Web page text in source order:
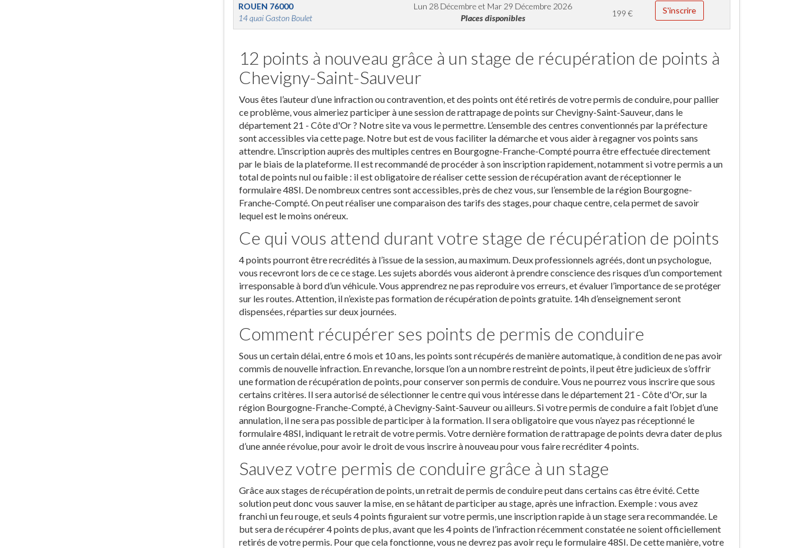
ROUEN 76000
14 quai Gaston Boulet
Lun 28 Décembre et Mar 29 Décembre 2026
Places disponibles
199€ S'inscrire
12 points à nouveau grâce à un stage de récupération de points à
Chevigny-Saint-Sauveur
Vous êtes l’auteur d’une infraction ou contravention, et des points ont été retirés de votre permis de conduire, pour pallier
ce problème, vous aimeriez participer à une session de rattrapage de points sur Chevigny-Saint-Sauveur, dans le
département 21 - Côte d'Or ? Notre site va vous le permettre. L’ensemble des centres conventionnés par la préfecture
sont accessibles via cette page. Notre but est de vous faciliter la démarche et vous aider à regagner vos points sans
attendre. L’inscription auprès des multiples centres en Bourgogne-Franche-Compté pourra être effectuée directement
par le biais de la plateforme. Il est recommandé de procéder à son inscription rapidement, notamment si votre permis a un
total de points nul ou faible : il est obligatoire de réaliser cette session de récupération avant de réceptionner le
formulaire 48SI. De nombreux centres sont accessibles, près de chez vous, sur l’ensemble de la région Bourgogne-
Franche-Compté. On peut réaliser une comparaison des tarifs des stages, pour chaque centre, cela permet de savoir
lequel est le moins onéreux.
Ce qui vous attend durant votre stage de récupération de points
4 points pourront être recrédités à l’issue de la session, au maximum. Deux professionnels agréés, dont un psychologue,
vous recevront lors de ce ce stage. Les sujets abordés vous aideront à prendre conscience des risques d’un comportement
irresponsable à bord d’un véhicule. Vous apprendrez ne pas reproduire vos erreurs, et évaluer l’importance de se protéger
sur les routes. Attention, il n’existe pas formation de récupération de points gratuite. 14h d’enseignement seront
dispensées, réparties sur deux journées.
Comment récupérer ses points de permis de conduire
Sous un certain délai, entre 6 mois et 10 ans, les points sont récupérés de manière automatique, à condition de ne pas avoir
commis de nouvelle infraction. En revanche, lorsque l’on a un nombre restreint de points, il peut être judicieux de s’offrir
une formation de récupération de points, pour conserver son permis de conduire. Vous ne pourrez vous inscrire que sous
certains critères. Il sera autorisé de sélectionner le centre qui vous intéresse dans le département 21 - Côte d'Or, sur la
région Bourgogne-Franche-Compté, à Chevigny-Saint-Sauveur ou ailleurs. Si votre permis de conduire a fait l’objet d’une
annulation, il ne sera pas possible de participer à la formation. Il sera obligatoire que vous n’ayez pas réceptionné le
formulaire 48SI, indiquant le retrait de votre permis. Votre dernière formation de rattrapage de points devra dater de plus
d’une année révolue, pour avoir le droit de vous inscrire à nouveau pour vous faire recréditer 4 points.
Sauvez votre permis de conduire grâce à un stage
Grâce aux stages de récupération de points, un retrait de permis de conduire peut dans certains cas être évité. Cette
solution peut donc vous sauver la mise, en se hâtant de participer au stage, après une infraction. Exemple : vous avez
franchi un feu rouge, et seuls 4 points figuraient sur votre permis, une inscription rapide à un stage sera recommandée. Le
but sera de récupérer 4 points de plus, avant que les 4 points de l’infraction récemment constatée ne soient officiellement
retirés de votre permis. Pour que cela fonctionne, vous ne devrez pas avoir reçu le formulaire 48SI. De cette manière, votre